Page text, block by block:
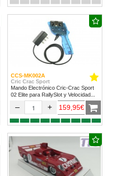
CCS-MK002A
Cric Crac Sport
Mando Electrónico Cric-Crac Sport
02 Elite para RallySlot y Velocidad
1/32 & 1/24
– + 159,95€